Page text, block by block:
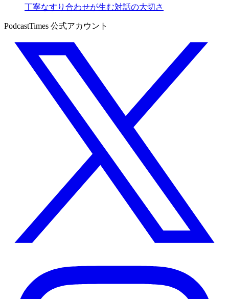
丁寧なすり合わせが生む対話の大切さ
PodcastTimes 公式アカウント